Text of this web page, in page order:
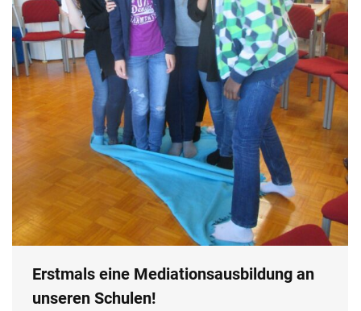
Erstmals eine Mediationsausbildung an
unseren Schulen!